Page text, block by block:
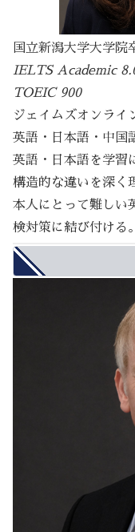
国立新潟大学大学院
IELTS Academic
TOEIC 900
ジェイムズオンライ
英語・日本語・中国
英語・日本語を学習
構造的な違いを深く
本人にとって難しい
検対策に結び付ける。